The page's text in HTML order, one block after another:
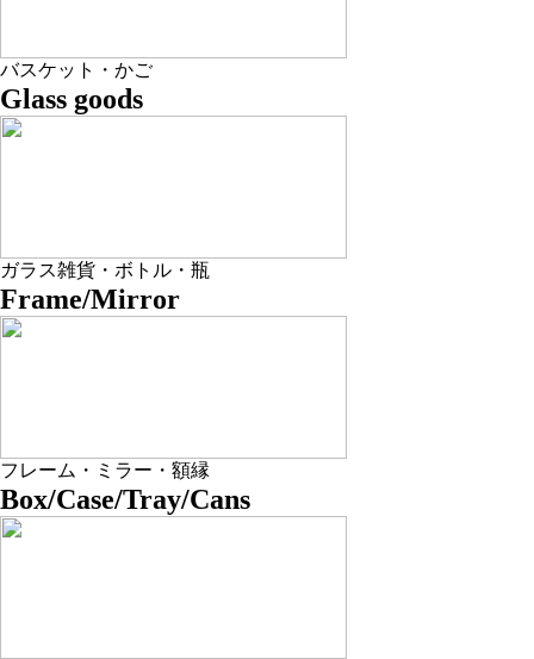
バスケット・かご
Glass goods
ガラス雑貨・ボトル・瓶
Frame/Mirror
フレーム・ミラー・額縁
Box/Case/Tray/Cans